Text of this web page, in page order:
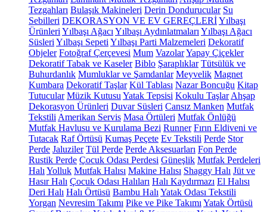
Tezgahları Bulaşık Makineleri Derin Dondurucular Su
Sebilleri DEKORASYON VE EV GEREÇLERİYılbaşı
Ürünleri Yılbaşı Ağacı Yılbaşı Aydınlatmaları Yılbaşı Ağacı
Süsleri Yılbaşı Sepeti Yılbaşı Parti Malzemeleri Dekoratif
Objeler Fotoğraf Çerçevesi Mum VazolarYapay Çiçekler
Dekoratif Tabak ve Kaseler Biblo Şaraplıklar Tütsülük ve
Buhurdanlık Mumluklar ve Şamdanlar Meyvelik Magnet
Kumbara Dekoratif Taşlar Kül Tablası Nazar Boncuğu Kitap
Tutucular Müzik Kutusu Yatak Tepsisi Kokulu Taşlar Ahşap
Dekorasyon Ürünleri Duvar Süsleri Cansız Manken Mutfak
Tekstili Amerikan Servis Masa Örtüleri Mutfak Önlüğü
Mutfak Havlusu ve Kurulama Bezi Runner Fırın Eldiveni ve
Tutacak Raf Örtüsü Kumaş Peçete Ev Tekstili Perde Stor
Perde Jaluziler Tül Perde Perde Aksesuarları Fon Perde
Rustik Perde Çocuk Odası Perdesi Güneşlik Mutfak Perdeleri
Halı Yolluk Mutfak Halısı Makine Halısı Shaggy Halı Jüt ve
Hasır Halı Çocuk Odası Halıları Halı Kaydırmazı El Halısı
Deri Halı Halı Örtüsü Bambu Halı Yatak Odası Tekstili
Yorgan Nevresim Takımı Pike ve Pike Takımı Yatak Örtüsü